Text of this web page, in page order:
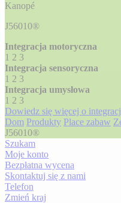
Kanopé
J56010®
Integracja motoryczna
1 2 3
Integracja sensoryczna
1 2 3
Integracja umysłowa
1 2 3
Dowiedz się więcej o
Dom Produkty Place zabaw
J56010®
Szukam
Moje konto
Bezpłatna wycena
Skontaktuj się z nami
Telefon
Zmień kraj